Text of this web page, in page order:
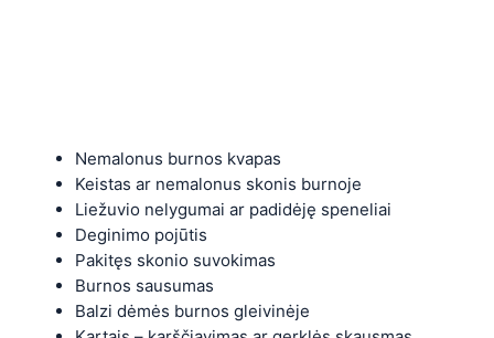
Nemalonus burnos kvapas
Keistas ar nemalonus skonis burnoje
Liežuvio nelygumai ar padidėję speneliai
Deginimo pojūtis
Pakitęs skonio suvokimas
Burnos sausumas
Balzi dėmės burnos gleivinėje